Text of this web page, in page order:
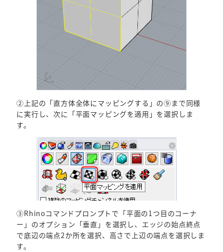
②上記の「直方体全体にマッピングする」の⑨まで同様
に実行し、次に「平面マッピングを適用」を選択しま
す。
③Rhinoコマンドプロンプトで「平面の1つ目のコーナ
ー」のオプション「垂直」を選択し、エッジの始点終点
で底辺の端点2か所を選択、高さで上辺の端点を選択しま
す。